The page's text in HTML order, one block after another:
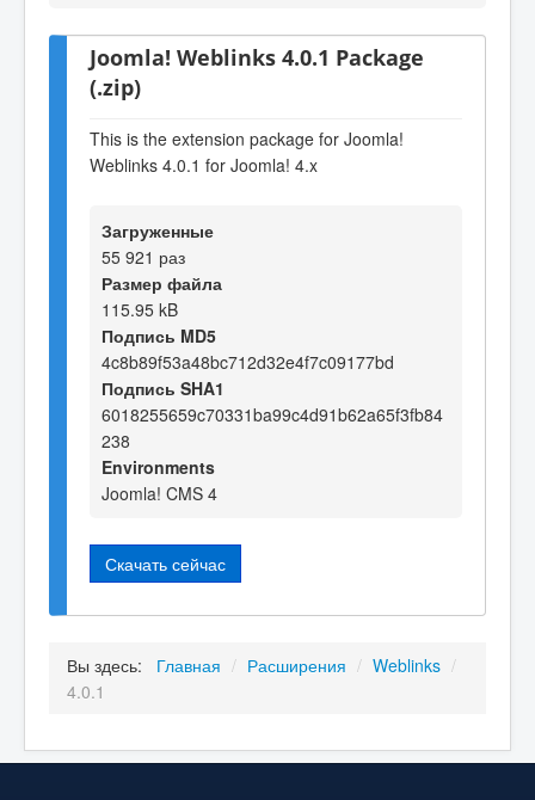
Joomla! Weblinks 4.0.1 Package
(.zip)
This is the extension package for Joomla!
Weblinks 4.0.1 for Joomla! 4.x
Загруженные
55 921 раз
Размер файла
115.95 kB
Подпись MD5
4c8b89f53a48bc712d32e4f7c09177bd
Подпись SHA1
6018255659c70331ba99c4d91b62a65f3fb84
238
Environments
Joomla! CMS 4
Скачать сейчас
Вы здесь: Главная / Расширения / Weblinks /
4.0.1